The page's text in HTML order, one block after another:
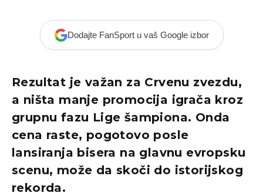
Dodajte FanSport u vaš Google izbor
Rezultat je važan za Crvenu zvezdu,
a ništa manje promocija igrača kroz
grupnu fazu Lige šampiona. Onda
cena raste, pogotovo posle
lansiranja bisera na glavnu evropsku
scenu, može da skoči do istorijskog
rekorda.